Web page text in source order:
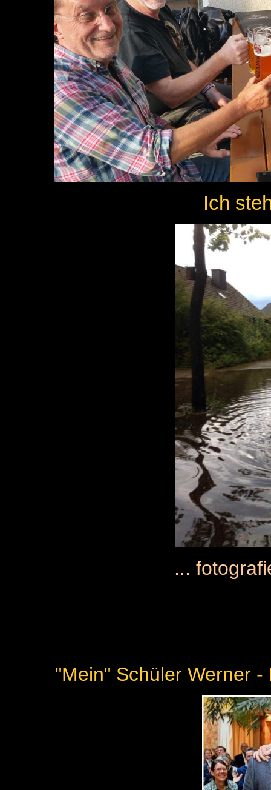
Ich
...
"Mein" Schüler Werner